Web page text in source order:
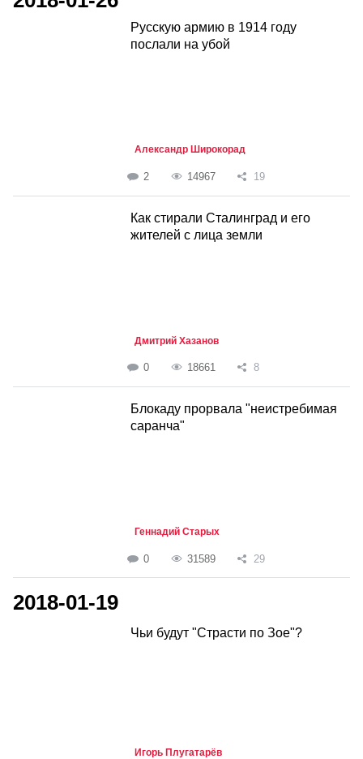
Русскую армию в 1914 году
послали на убой
Александр Широкорад
2 14967 19
Как стирали Сталинград и его
жителей с лица земли
Дмитрий Хазанов
0 18661 8
Блокаду прорвала "неистребимая
саранча"
Геннадий Старых
0 31589 29
2018-01-19
Чьи будут "Страсти по Зое"?
Игорь Плугатарёв